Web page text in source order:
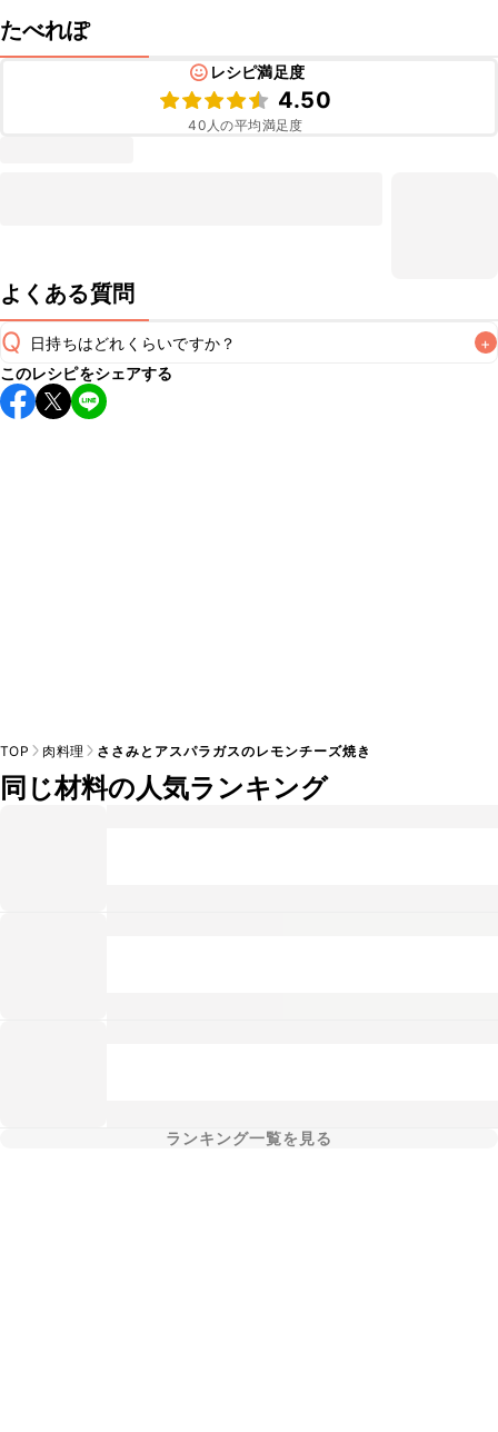
たべれぽ
レシピ満足度
4.50
40 人の平均満足度
よくある質問
Q 日持ちはどれくらいですか？ +
保存期間は冷蔵で当日中が目安です。なるべくお早めにお召
し上がりください。
このレシピをシェアする
TOP 肉料理 ささみとアスパラガスのレモンチーズ焼き
同じ材料の人気ランキング
ランキング一覧を見る